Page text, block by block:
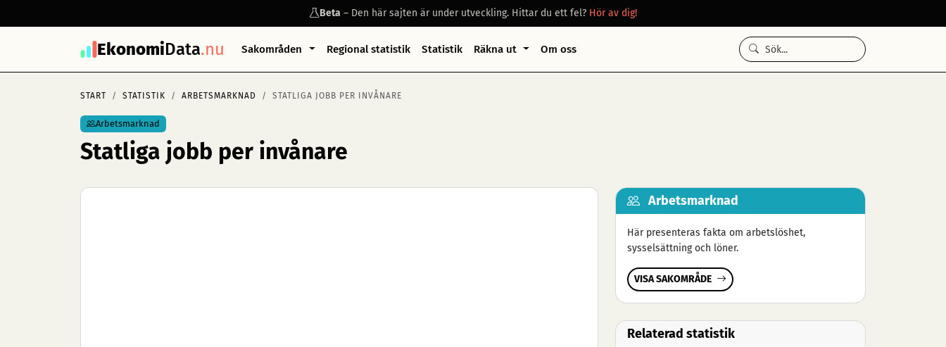
Beta– Den här sajten är under utveckling. Hittar du ett fel? Hör av dig!
EkonomiData.nu Sakområden Regional statistik Statistik Räkna ut Om oss
START STATISTIK ARBETSMARKNAD STATLIGA JOBB PER INVÅNARE
Arbetsmarknad
Statliga jobb per invånare
Arbetsmarknad
Här presenteras fakta om arbetslöshet,
sysselsättning och löner.
VISA SAKOMRÅDE
Relaterad statistik